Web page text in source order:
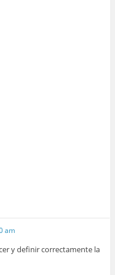
am
y definir correctamente la